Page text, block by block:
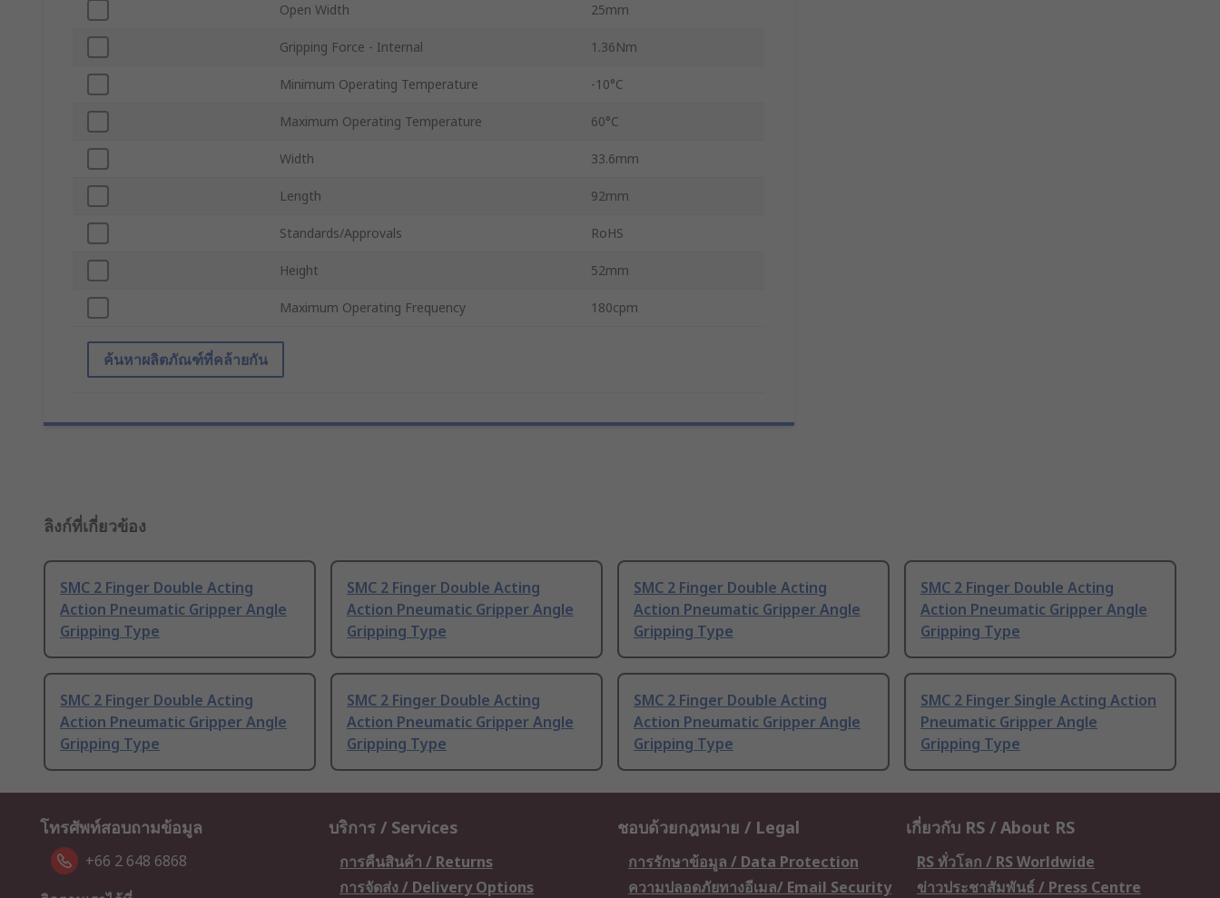
Open Width 25mm
Gripping Force - Internal 1.36Nm
Minimum Operating Temperature -10°C
Maximum Operating Temperature 60°C
Width 33.6mm
Length 92mm
Standards/Approvals RoHS
Height 52mm
Maximum Operating Frequency 180cpm
ค้นหาผลิตภัณฑ์ที่คล้ายกัน
ลิงก์ที่เกี่ยวข้อง
SMC 2 Finger Double Acting
Action Pneumatic Gripper Angle
Gripping Type
SMC 2 Finger Double Acting
Action Pneumatic Gripper Angle
Gripping Type
SMC 2 Finger Double Acting
Action Pneumatic Gripper Angle
Gripping Type
SMC 2 Finger Double Acting
Action Pneumatic Gripper Angle
Gripping Type
SMC 2 Finger Double Acting
Action Pneumatic Gripper Angle
Gripping Type
SMC 2 Finger Double Acting
Action Pneumatic Gripper Angle
Gripping Type
SMC 2 Finger Double Acting
Action Pneumatic Gripper Angle
Gripping Type
SMC 2 Finger Single Acting Action
Pneumatic Gripper Angle
Gripping Type
โทรศัพท์สอบถามข้อมูล
+66 2 648 6868
บริการ / Services
การคืนสินค้า / Returns
การจัดส่ง / Delivery Options
ชอบด้วยกฎหมาย / Legal
การรักษาข้อมูล / Data Protection
ความปลอดภัยทางอีเมล/ Email Security
เกี่ยวกับ RS / About RS
RS ทั่วโลก / RS Worldwide
ข่าวประชาสัมพันธ์ / Press Centre